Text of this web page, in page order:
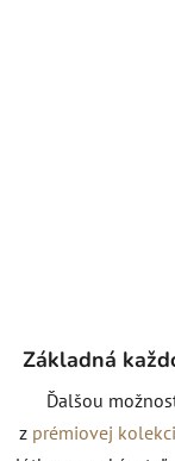
Základná
Ďalšou
z prémiovej